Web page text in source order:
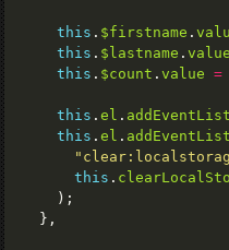
this . $firstname .
this . $lastname . value
this . $count . value =
this . el .
this . el .
this .